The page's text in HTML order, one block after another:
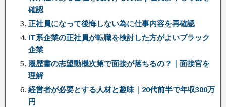
確認
正社員になって後悔しない為に仕事内容を再確認
IT系企業の正社員が転職を検討した方がよいブラック
企業
履歴書の志望動機次第で面接が落ちるの？｜面接官を
理解
経営者が必要とする人材と趣味｜20代前半で年収300万
円